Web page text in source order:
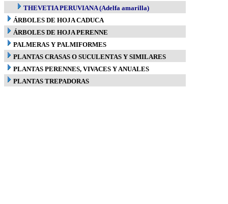
THEVETIA PERUVIANA (Adelfa amarilla)
ÁRBOLES DE HOJA CADUCA
ÁRBOLES DE HOJA PERENNE
PALMERAS Y PALMIFORMES
PLANTAS CRASAS O SUCULENTAS Y SIMILARES
PLANTAS PERENNES, VIVACES Y ANUALES
PLANTAS TREPADORAS